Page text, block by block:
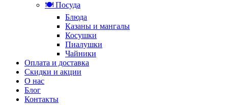
🍽️ Посуда
Блюда
Казаны и мангалы
Косушки
Пиалушки
Чайники
Оплата и доставка
Скидки и акции
О нас
Блог
Контакты